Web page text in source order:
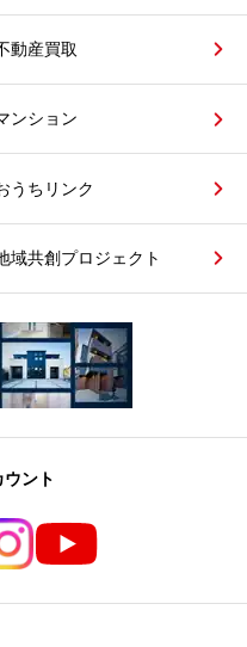
動産買取
ンション
うちリンク
域共創プロジェクト
ント